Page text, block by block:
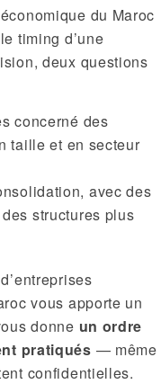
du Maroc
timing d’une
deux questions
concerné des
taille et en secteur
avec des
structures plus
vous apporte un
donne un ordre
pratiqués — même
confidentielles.